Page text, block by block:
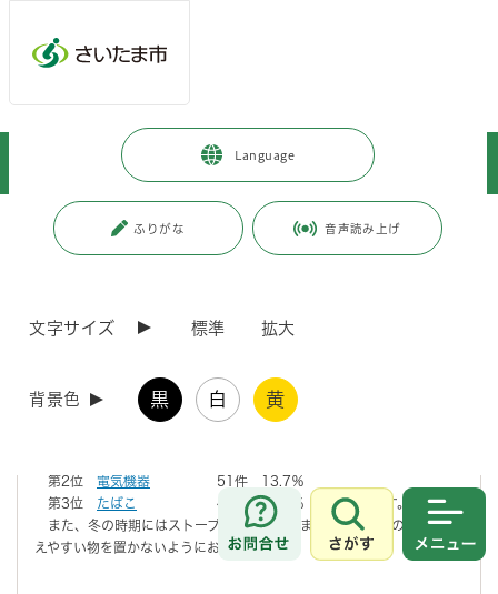
Language
ふりがな 音声読み上げ
文字サイズ 標準 拡大
背景色 黒 白 黄
お問合せ
さがす
暮らし・手続き > 安全・防災・消防
火災予防・住宅防火
さいたま市の火災と予防策
更新日付：2026年5月29日 / ページ番号：C086072
令和7年のさいたま市では、371件の火災が発生しました。
第2位 電気機器 51件 13.7％
第3位 たばこ
47件 12.7％ となります。
また、冬の時期にはストーブ火災が発生します。ストーブの周りに燃
えやすい物を置かないようにお願いします。